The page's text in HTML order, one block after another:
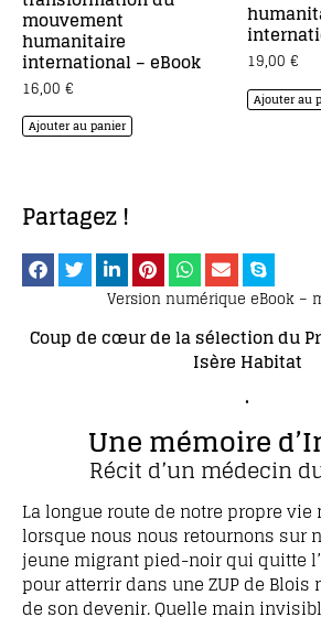
mouvement
humanitaire
international – eBook
16,00 €
Ajouter au panier
19,00 €
Ajouter au
Partagez !
Version numérique eBook –
Coup de cœur de la sélection du
Isère Habitat
•
Une mémoire
Récit d’un médecin
La longue route de notre propre
lorsque nous nous retournons sur
jeune migrant pied-noir qui quitte
pour atterrir dans une ZUP de
de son devenir. Quelle main